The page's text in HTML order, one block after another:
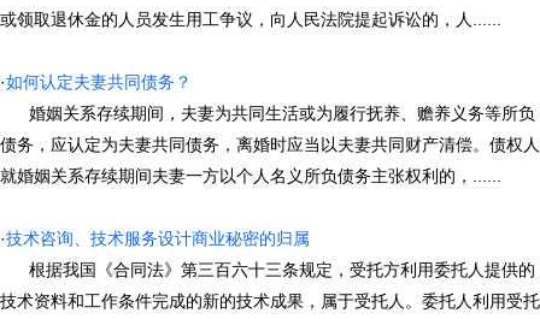
或领取退休金的人员发生用工争议，向人民法院提起诉讼的，人......
·如何认定夫妻共同债务？
婚姻关系存续期间，夫妻为共同生活或为履行抚养、赡养义务等所负
债务，应认定为夫妻共同债务，离婚时应当以夫妻共同财产清偿。债权人
就婚姻关系存续期间夫妻一方以个人名义所负债务主张权利的，......
·技术咨询、技术服务设计商业秘密的归属
根据我国《合同法》第三百六十三条规定，受托方利用委托人提供的
技术资料和工作条件完成的新的技术成果，属于受托人。委托人利用受托